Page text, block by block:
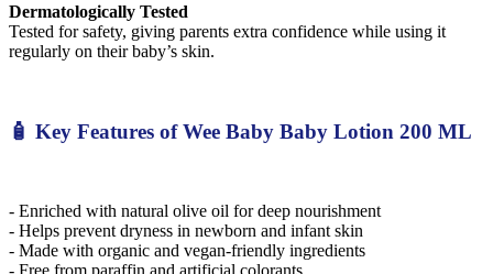
Dermatologically Tested
Tested for safety, giving parents extra confidence while using it
regularly on their baby’s skin.
🧴 Key Features of Wee Baby Baby Lotion 200 ML
- Enriched with natural olive oil for deep nourishment
- Helps prevent dryness in newborn and infant skin
- Made with organic and vegan-friendly ingredients